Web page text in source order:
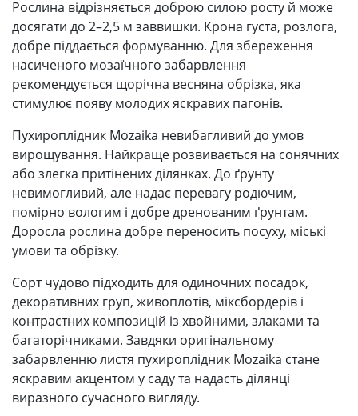
Рослина відрізняється доброю силою росту й може
досягати до 2–2,5 м заввишки. Крона густа, розлога,
добре піддається формуванню. Для збереження
насиченого мозаїчного забарвлення
рекомендується щорічна весняна обрізка, яка
стимулює появу молодих яскравих пагонів.
Пухироплідник Mozaika невибагливий до умов
вирощування. Найкраще розвивається на сонячних
або злегка притінених ділянках. До ґрунту
невимогливий, але надає перевагу родючим,
помірно вологим і добре дренованим ґрунтам.
Доросла рослина добре переносить посуху, міські
умови та обрізку.
Сорт чудово підходить для одиночних посадок,
декоративних груп, живоплотів, міксбордерів і
контрастних композицій із хвойними, злаками та
багаторічниками. Завдяки оригінальному
забарвленню листя пухироплідник Mozaika стане
яскравим акцентом у саду та надасть ділянці
виразного сучасного вигляду.